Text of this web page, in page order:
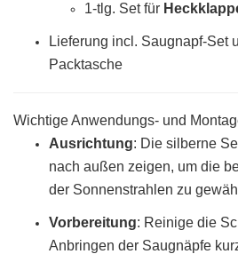
1-tlg. Set für
Lieferung incl. Saugnapf-Set
Packtasche
Wichtige Anwendungs- und
Ausrichtung: Die silberne
nach außen zeigen, um die
der Sonnenstrahlen zu
Vorbereitung: Reinige die
Anbringen der Saugnäpfe